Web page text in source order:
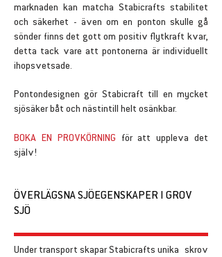
marknaden kan matcha Stabicrafts stabilitet
och säkerhet - även om en ponton skulle gå
sönder finns det gott om positiv flytkraft kvar,
detta tack vare att pontonerna är individuellt
ihopsvetsade.
Pontondesignen gör Stabicraft till en mycket
sjösäker båt och nästintill helt osänkbar.
BOKA EN PROVKÖRNING för att uppleva det
själv!
ÖVERLÄGSNA SJÖEGENSKAPER I GROV
SJÖ
Under transport skapar Stabicrafts unika skrov